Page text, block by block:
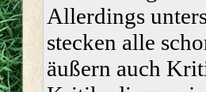
Allerdings
stecken alle
äußern auch